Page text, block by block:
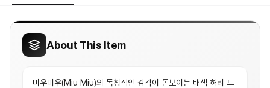
About This Item
미우미우(Miu Miu)의 독창적인 감각이 돋보이는 배색 허리 드